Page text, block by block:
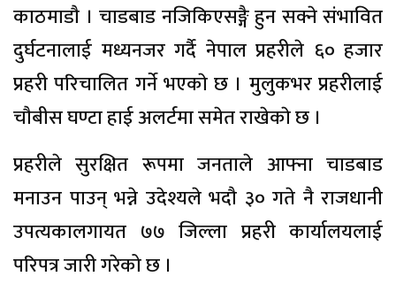
काठमाडाै । चाडबाड नजिकिएसङ्गै हुन सक्ने संभावित
दुर्घटनालाई मध्यनजर गर्दै नेपाल प्रहरीले ६० हजार
प्रहरी परिचालित गर्ने भएकाे छ । मुलुकभर प्रहरीलाई
चाैबीस घण्टा हाई अलर्टमा समेत राखेकाे छ ।
प्रहरीले सुरक्षित रूपमा जनताले आफ्ना चाडबाड
मनाउन पाउन् भन्ने उदेश्यले भदौ ३० गते नै राजधानी
उपत्यकालगायत ७७ जिल्ला प्रहरी कार्यालयलाई
परिपत्र जारी गरेको छ ।